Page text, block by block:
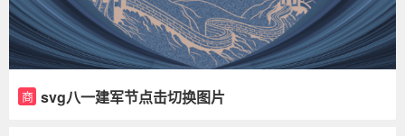
商 svg八一建军节点击切换图片